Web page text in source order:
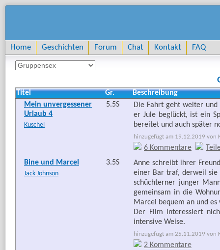
Home Geschichten Forum Chat Kontakt FAQ
Titel Gr.
Beschreibung
Mein unvergessener
Urlaub 4
Kuschel
5.5S
Die Fahrt geht weiter
er Jule beglückt, ist ein
bereitet und auch später
hinzugefügt am 19.12.2019 von
6 Kommentare
Bine und Marcel
Jack Johnson
3.5S
Anne schreibt ihrer
einer Bar traf, derweil
schüchterner junger
gemeinsam in die
Marcel bequem an und
Der Film interessiert
intensive Weise.
hinzugefügt am 25.11.2019 von
2 Kommentare